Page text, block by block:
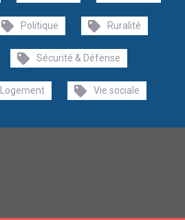
Politique Ruralité
Sécurité & Défense
Vie sociale